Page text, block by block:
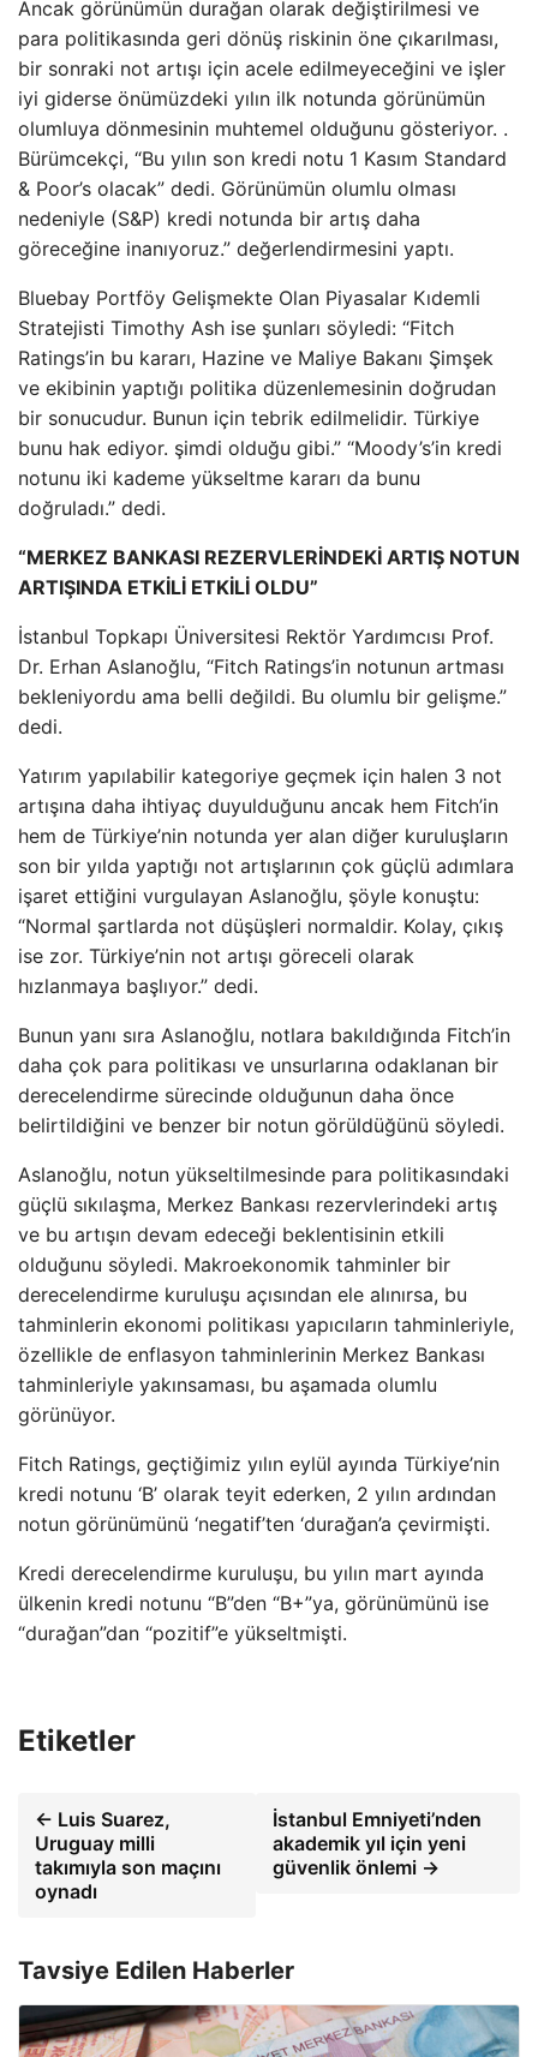
Ancak görünümün durağan olarak değiştirilmesi ve
para politikasında geri dönüş riskinin öne çıkarılması,
bir sonraki not artışı için acele edilmeyeceğini ve işler
iyi giderse önümüzdeki yılın ilk notunda görünümün
olumluya dönmesinin muhtemel olduğunu gösteriyor. .
Bürümcekçi, “Bu yılın son kredi notu 1 Kasım Standard
& Poor’s olacak” dedi. Görünümün olumlu olması
nedeniyle (S&P) kredi notunda bir artış daha
göreceğine inanıyoruz.” değerlendirmesini yaptı.
Bluebay Portföy Gelişmekte Olan Piyasalar Kıdemli
Stratejisti Timothy Ash ise şunları söyledi: “Fitch
Ratings’in bu kararı, Hazine ve Maliye Bakanı Şimşek
ve ekibinin yaptığı politika düzenlemesinin doğrudan
bir sonucudur. Bunun için tebrik edilmelidir. Türkiye
bunu hak ediyor. şimdi olduğu gibi.” “Moody’s’in kredi
notunu iki kademe yükseltme kararı da bunu
doğruladı.” dedi.
“MERKEZ BANKASI REZERVLERİNDEKİ ARTIŞ NOTUN
ARTIŞINDA ETKİLİ ETKİLİ OLDU”
İstanbul Topkapı Üniversitesi Rektör Yardımcısı Prof.
Dr. Erhan Aslanoğlu, “Fitch Ratings’in notunun artması
bekleniyordu ama belli değildi. Bu olumlu bir gelişme.”
dedi.
Yatırım yapılabilir kategoriye geçmek için halen 3 not
artışına daha ihtiyaç duyulduğunu ancak hem Fitch’in
hem de Türkiye’nin notunda yer alan diğer kuruluşların
son bir yılda yaptığı not artışlarının çok güçlü adımlara
işaret ettiğini vurgulayan Aslanoğlu, şöyle konuştu:
“Normal şartlarda not düşüşleri normaldir. Kolay, çıkış
ise zor. Türkiye’nin not artışı göreceli olarak
hızlanmaya başlıyor.” dedi.
Bunun yanı sıra Aslanoğlu, notlara bakıldığında Fitch’in
daha çok para politikası ve unsurlarına odaklanan bir
derecelendirme sürecinde olduğunun daha önce
belirtildiğini ve benzer bir notun görüldüğünü söyledi.
Aslanoğlu, notun yükseltilmesinde para politikasındaki
güçlü sıkılaşma, Merkez Bankası rezervlerindeki artış
ve bu artışın devam edeceği beklentisinin etkili
olduğunu söyledi. Makroekonomik tahminler bir
derecelendirme kuruluşu açısından ele alınırsa, bu
tahminlerin ekonomi politikası yapıcıların tahminleriyle,
özellikle de enflasyon tahminlerinin Merkez Bankası
tahminleriyle yakınsaması, bu aşamada olumlu
görünüyor.
Fitch Ratings, geçtiğimiz yılın eylül ayında Türkiye’nin
kredi notunu ‘B’ olarak teyit ederken, 2 yılın ardından
notun görünümünü ‘negatif’ten ‘durağan’a çevirmişti.
Kredi derecelendirme kuruluşu, bu yılın mart ayında
ülkenin kredi notunu “B”den “B+”ya, görünümünü ise
“durağan”dan “pozitif”e yükseltmişti.
Etiketler
← Luis Suarez,
Uruguay milli
takımıyla son maçını
oynadı
İstanbul Emniyeti’nden
akademik yıl için yeni
güvenlik önlemi →
Tavsiye Edilen Haberler